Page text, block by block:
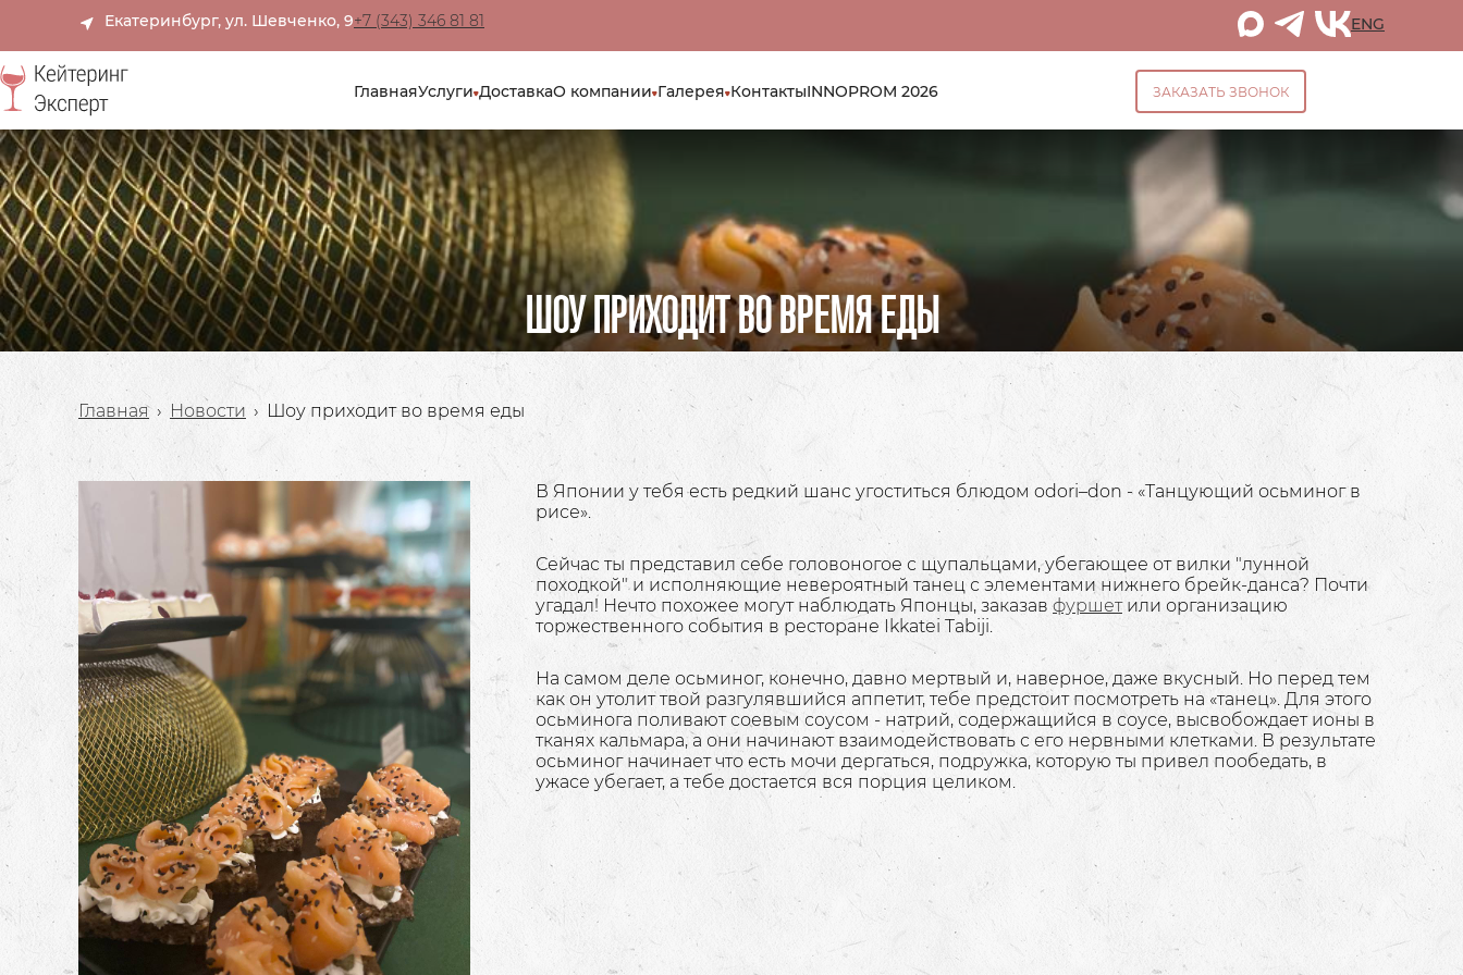
Екатеринбург, ул. Шевченко, 9+7 (343) 346 81 81 ENG
ГлавнаяУслуги ДоставкаО компании Галерея КонтактыINNOPROM 2026 ЗАКАЗАТЬ ЗВОНОК
ШОУ ПРИХОДИТ ВО ВРЕМЯ ЕДЫ
Главная › Новости › Шоу приходит во время еды
В Японии у тебя есть редкий шанс угоститься блюдом odori–don - «Танцующий осьминог в
рисе».
Сейчас ты представил себе головоногое с щупальцами, убегающее от вилки "лунной
походкой" и исполняющие невероятный танец с элементами нижнего брейк-данса? Почти
угадал! Нечто похожее могут наблюдать Японцы, заказавфуршетили организацию
торжественного события в ресторане Ikkatei Tabiji.
На самом деле осьминог, конечно, давно мертвый и, наверное, даже вкусный. Но перед тем
как он утолит твой разгулявшийся аппетит, тебе предстоит посмотреть на «танец». Для этого
осьминога поливают соевым соусом - натрий, содержащийся в соусе, высвобождает ионы в
тканях кальмара, а они начинают взаимодействовать с его нервными клетками. В результате
осьминог начинает что есть мочи дергаться, подружка, которую ты привел пообедать, в
ужасе убегает, а тебе достается вся порция целиком.